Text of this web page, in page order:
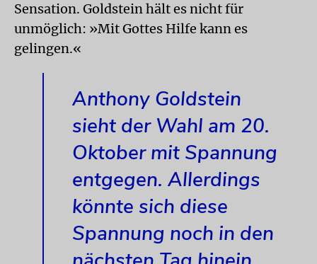
Sensation. Goldstein hält es nicht für
unmöglich: »Mit Gottes Hilfe kann es
gelingen.«
Anthony Goldstein
sieht der Wahl am 20.
Oktober mit Spannung
entgegen. Allerdings
könnte sich diese
Spannung noch in den